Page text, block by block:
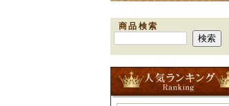
商品検索